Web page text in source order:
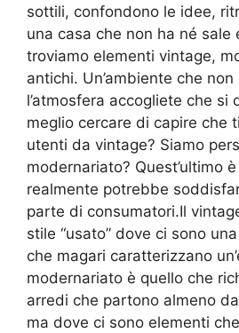
sottili, confondono le idee,
una casa che non ha né sale
troviamo elementi vintage,
antichi. Un’ambiente che
l’atmosfera accogliete che si
meglio cercare di capire che
utenti da vintage? Siamo
modernariato? Quest’ultimo
realmente potrebbe
parte di consumatori.Il
stile “usato” dove ci sono
che magari caratterizzano
modernariato è quello che
arredi che partono almeno
ma dove ci sono elementi